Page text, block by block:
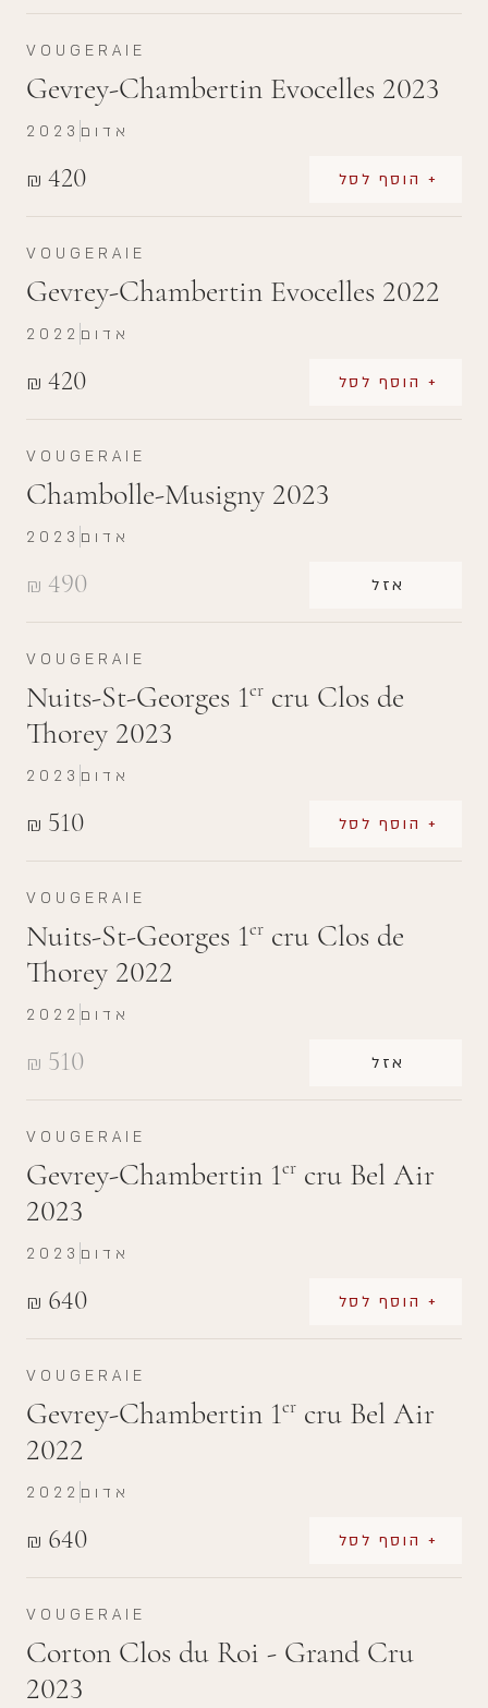
VOUGERAIE
Gevrey-Chambertin Evocelles 2023
₪ 420 + הוסף לסל
2023 אדום
VOUGERAIE
Gevrey-Chambertin Evocelles 2022
₪ 420 + הוסף לסל
2022 אדום
VOUGERAIE
Chambolle-Musigny 2023
₪ 490 אזל
2023 אדום
VOUGERAIE
Nuits-St-Georges 1er cru Clos de
Thorey 2023
₪ 510 + הוסף לסל
2023 אדום
VOUGERAIE
Nuits-St-Georges 1er cru Clos de
Thorey 2022
₪ 510 אזל
2022 אדום
VOUGERAIE
Gevrey-Chambertin 1er cru Bel Air
2023
₪ 640 + הוסף לסל
2023 אדום
VOUGERAIE
Gevrey-Chambertin 1er cru Bel Air
2022
₪ 640 + הוסף לסל
2022 אדום
VOUGERAIE
Corton Clos du Roi - Grand Cru
2023